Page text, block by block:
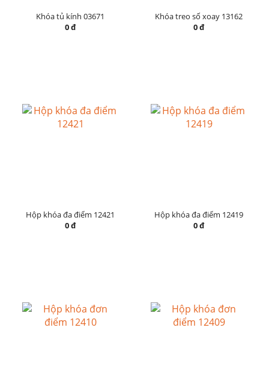
Khóa tủ kính 03671
0 đ
Khóa treo số xoay 13162
0 đ
Hộp khóa đa điểm 12421
0 đ
Hộp khóa đa điểm 12419
0 đ